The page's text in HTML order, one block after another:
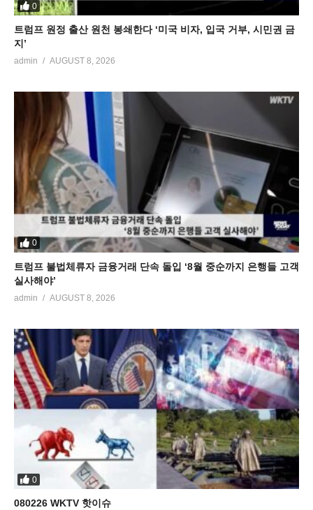
0
트럼프 원정 출산 원천 봉쇄한다 ‘미국 비자, 입국 거부, 시민권 금
지’
admin AUGUST 8, 2026
0
트럼프 불법체류자 금융거래 단속 돌입 ‘8월 중순까지 은행들 고객
실사해야’
admin AUGUST 8, 2026
0
080226 WKTV 핫이슈